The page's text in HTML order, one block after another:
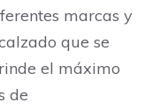
marcas y
que se
el máximo
de